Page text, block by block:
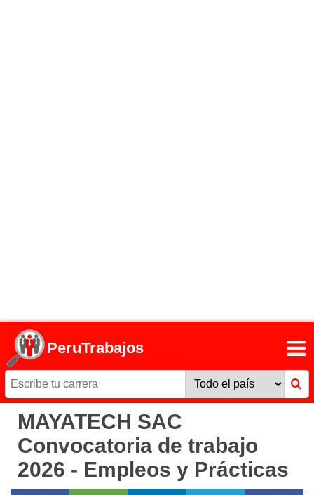
PeruTrabajos
MAYATECH SAC
Convocatoria de trabajo
2026 - Empleos y Prácticas